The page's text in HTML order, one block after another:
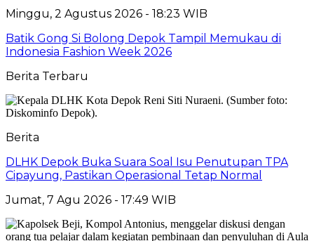
Minggu, 2 Agustus 2026 - 18:23 WIB
Batik Gong Si Bolong Depok Tampil Memukau di
Indonesia Fashion Week 2026
Berita Terbaru
Berita
DLHK Depok Buka Suara Soal Isu Penutupan TPA
Cipayung, Pastikan Operasional Tetap Normal
Jumat, 7 Agu 2026 - 17:49 WIB